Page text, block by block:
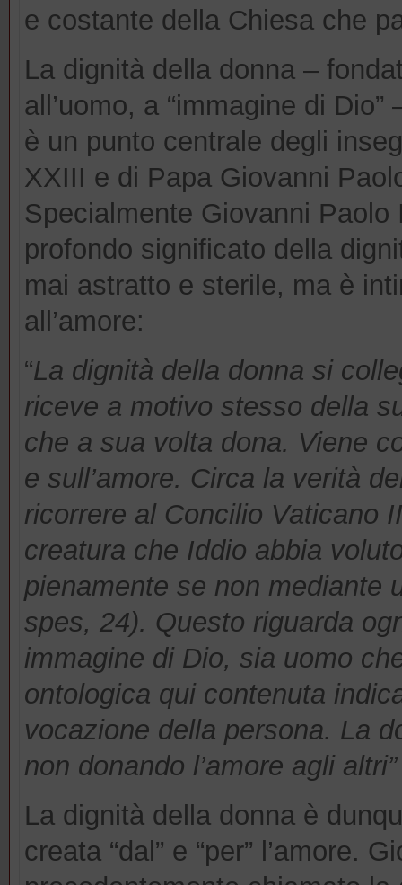
e costante della Chiesa che
La dignità della donna –
all’uomo, a “immagine di
è un punto centrale degli
XXIII e di Papa Giovanni
Specialmente Giovanni
profondo significato della
mai astratto e sterile, ma è
all’amore:
“La dignità della donna si
riceve a motivo stesso della
che a sua volta dona. Viene
e sull’amore. Circa la verità
ricorrere al Concilio Vaticano
creatura che Iddio abbia
pienamente se non mediante
spes, 24). Questo riguarda
immagine di Dio, sia uomo
ontologica qui contenuta
vocazione della persona. La
non donando l’amore agli
La dignità della donna è
creata “dal” e “per” l’amore.